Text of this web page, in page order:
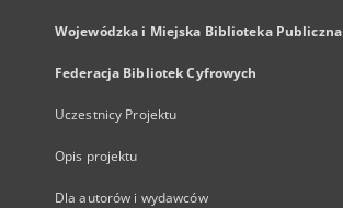
Wojewódzka i Miejska Biblioteka Publiczna
Federacja Bibliotek Cyfrowych
Uczestnicy Projektu
Opis projektu
Dla autorów i wydawców